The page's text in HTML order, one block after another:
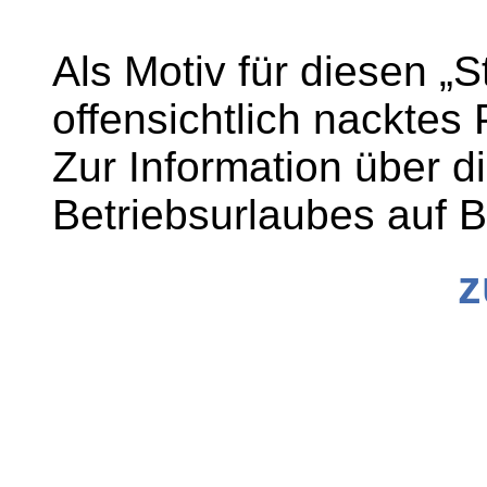
Als Motiv für diesen
offensichtlich nacktes
Zur Information über
Betriebsurlaubes auf